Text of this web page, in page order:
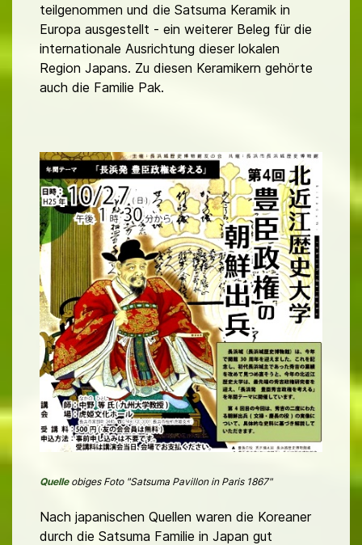
teilgenommen und die Satsuma Keramik in
Europa ausgestellt - ein weiterer Beleg für die
internationale Ausrichtung dieser lokalen
Region Japans. Zu diesen Keramikern gehörte
auch die Familie Pak.
Quelle obiges Foto "Satsuma Pavillon in Paris 1867"
Nach japanischen Quellen waren die Koreaner
durch die Satsuma Familie in Japan gut